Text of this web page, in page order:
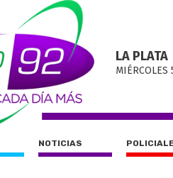
LA PLATA
MIÉRCOLES
NOTICIAS